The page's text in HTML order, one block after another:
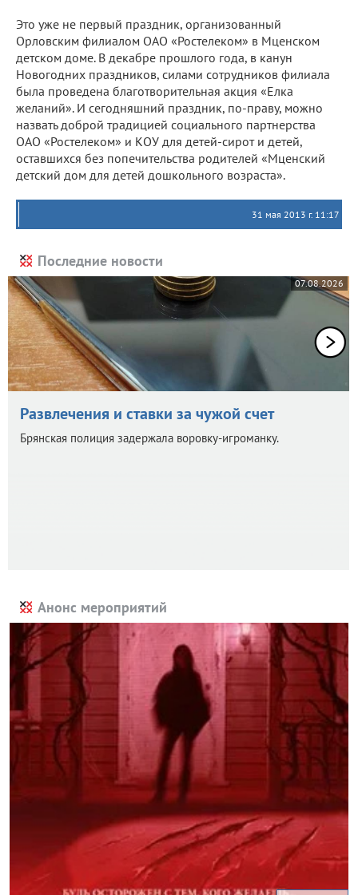
Это уже не первый праздник, организованный
Орловским филиалом ОАО «Ростелеком» в Мценском
детском доме. В декабре прошлого года, в канун
Новогодних праздников, силами сотрудников филиала
была проведена благотворительная акция «Елка
желаний». И сегодняшний праздник, по-праву, можно
назвать доброй традицией социального партнерства
ОАО «Ростелеком» и КОУ для детей-сирот и детей,
оставшихся без попечительства родителей «Мценский
детский дом для детей дошкольного возраста».
31 мая 2013 г. 11:17
Последние новости
07.08.2026
Развлечения и ставки за чужой счет
Брянская полиция задержала воровку-игроманку.
Анонс мероприятий